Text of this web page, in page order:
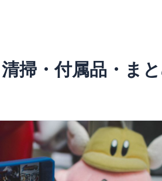
掃・付属品・ま